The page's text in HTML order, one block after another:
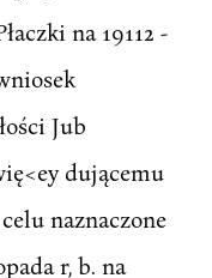
na 19112 -
Jub
dującemu
naznaczone
r, b. na